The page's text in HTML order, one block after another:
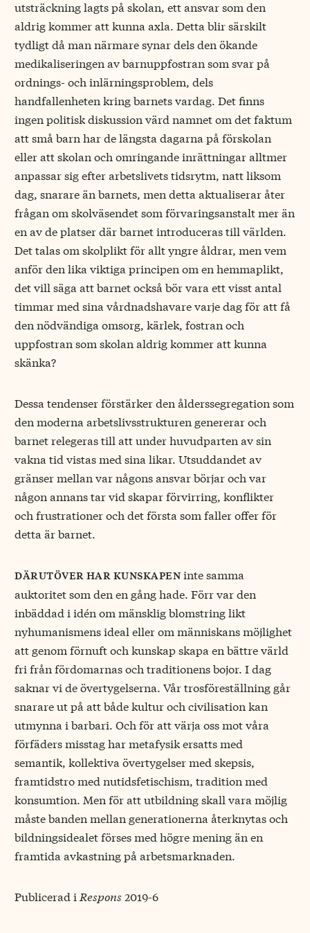
utsträckning lagts på skolan, ett ansvar som den
aldrig kommer att kunna axla. Detta blir särskilt
tydligt då man närmare synar dels den ökande
medikaliseringen av barnuppfostran som svar på
ordnings- och inlärningsproblem, dels
handfallenheten kring barnets vardag. Det finns
ingen politisk diskussion värd namnet om det faktum
att små barn har de längsta dagarna på förskolan
eller att skolan och omringande inrättningar alltmer
anpassar sig efter arbetslivets tidsrytm, natt liksom
dag, snarare än barnets, men detta aktualiserar åter
frågan om skolväsendet som förvaringsanstalt mer än
en av de platser där barnet introduceras till världen.
Det talas om skolplikt för allt yngre åldrar, men vem
anför den lika viktiga principen om en hemmaplikt,
det vill säga att barnet också bör vara ett visst antal
timmar med sina vårdnadshavare varje dag för att få
den nödvändiga omsorg, kärlek, fostran och
uppfostran som skolan aldrig kommer att kunna
skänka?
Dessa tendenser förstärker den ålderssegregation som
den moderna arbetslivsstrukturen genererar och
barnet relegeras till att under huvudparten av sin
vakna tid vistas med sina likar. Utsuddandet av
gränser mellan var någons ansvar börjar och var
någon annans tar vid skapar förvirring, konflikter
och frustrationer och det första som faller offer för
detta är barnet.
därutöver har kunskapeninte samma
auktoritet som den en gång hade. Förr var den
inbäddad i idén om mänsklig blomstring likt
nyhumanismens ideal eller om människans möjlighet
att genom förnuft och kunskap skapa en bättre värld
fri från fördomarnas och traditionens bojor. I dag
saknar vi de övertygelserna. Vår trosföreställning går
snarare ut på att både kultur och civilisation kan
utmynna i barbari. Och för att värja oss mot våra
förfäders misstag har metafysik ersatts med
semantik, kollektiva övertygelser med skepsis,
framtidstro med nutidsfetischism, tradition med
konsumtion. Men för att utbildning skall vara möjlig
måste banden mellan generationerna återknytas och
bildningsidealet förses med högre mening än en
framtida avkastning på arbetsmarknaden.
Publicerad i Respons 2019-6